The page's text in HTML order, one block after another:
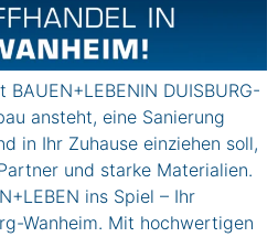
DUISBURG-
ansteht, eine Sanierung
in Ihr Zuhause einziehen soll,
und starke Materialien.
ins Spiel – Ihr
Wanheim. Mit hochwertigen